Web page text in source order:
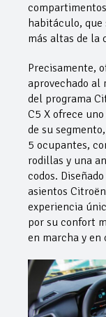
habitáculo,
más altas de la
Precisamente,
aprovechado al
del programa
C5 X ofrece
de su
5 ocupantes,
rodillas y una
codos.
asientos
experiencia
por su confort
en marcha y